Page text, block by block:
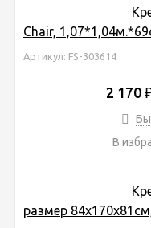
Chair,
Артикул: FS-303614
2 170
В
размер